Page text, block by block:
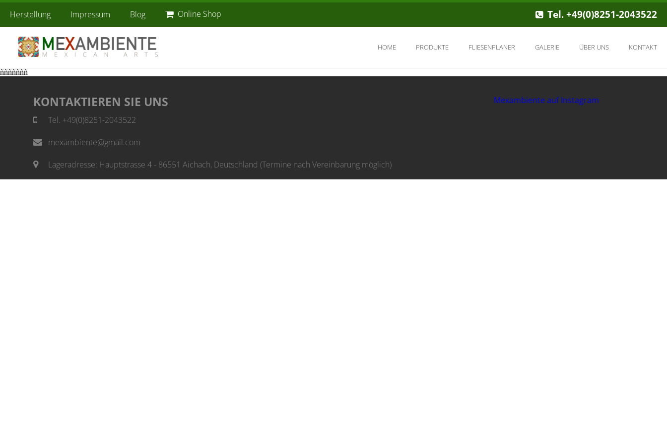
Herstellung Impressum Blog Online Shop Tel. +49(0)8251-2043522
HOME PRODUKTE FLIESENPLANER GALERIE ÜBER UNS KONTAKT
ñññññññ
KONTAKTIEREN SIE UNS
Tel. +49(0)8251-2043522
mexambiente@gmail.com
Lageradresse: Hauptstrasse 4 - 86551 Aichach, Deutschland (Termine nach Vereinbarung möglich)
Mexambiente auf Instagram